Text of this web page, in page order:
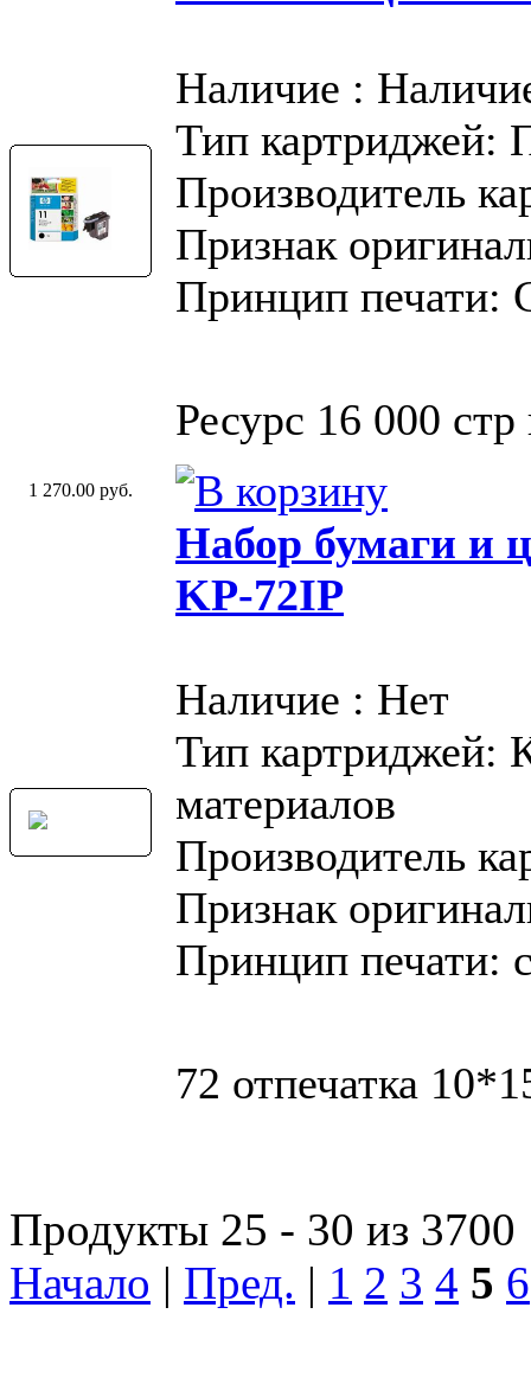
Наличие :
Тип картриджей:
Производитель
Признак
Принцип печати:
Ресурс 16 000
1 270.00 руб.
Набор бумаги и
KP-72IP
Наличие : Нет
Тип картриджей:
материалов
Производитель
Признак
Принцип печати:
72 отпечатка
Продукты 25 - 30 из 3700
Начало | Пред. | 1 2 3 4 5 6